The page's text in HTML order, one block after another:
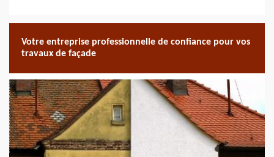
Votre entreprise professionnelle de confiance pour vos
travaux de façade